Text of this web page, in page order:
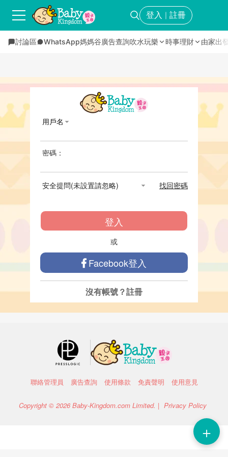
登入 ｜ 註冊
討論區 WhatsApp媽媽谷廣告查詢吹水玩樂 時事理財 由家出
＋
用戶名
密碼：
安全提問(未設置請忽略) 找回密碼
登入
或
Facebook登入
沒有帳號？註冊
聯絡管理員 廣告查詢 使用條款 免責聲明 使用意見
Copyright © 2026 Baby-Kingdom.com Limited. | Privacy Policy